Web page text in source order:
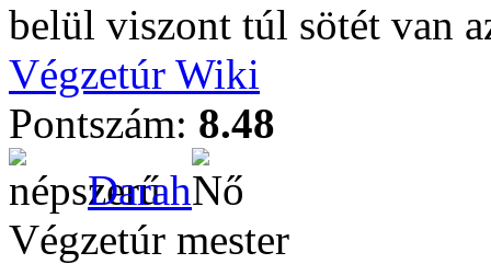
belül viszont túl sötét van
Végzetúr Wiki
Pontszám: 8.48
Darah
Végzetúr mester